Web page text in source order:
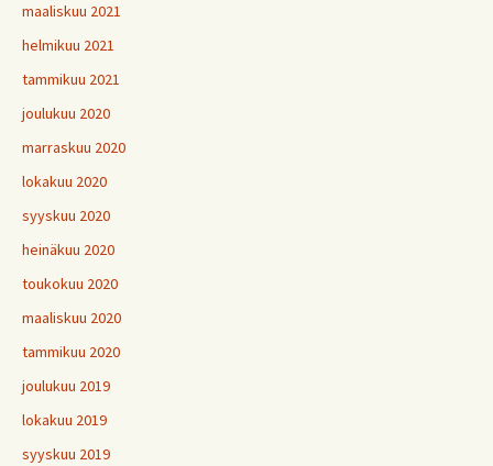
maaliskuu 2021
helmikuu 2021
tammikuu 2021
joulukuu 2020
marraskuu 2020
lokakuu 2020
syyskuu 2020
heinäkuu 2020
toukokuu 2020
maaliskuu 2020
tammikuu 2020
joulukuu 2019
lokakuu 2019
syyskuu 2019